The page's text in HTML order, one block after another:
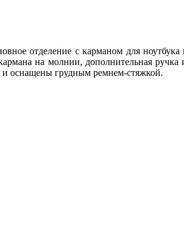
отделение с карманом для
на молнии, дополнительная
оснащены грудным ремнем-стяжкой.